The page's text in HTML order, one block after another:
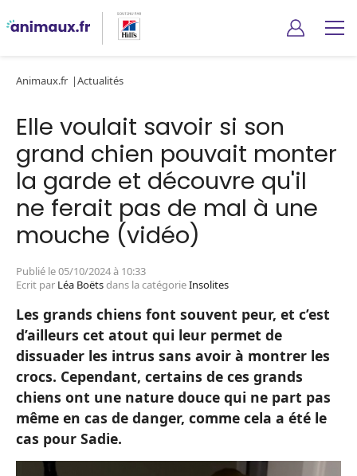
Animaux.fr Actualités
Elle voulait savoir si son
grand chien pouvait monter
la garde et découvre qu'il
ne ferait pas de mal à une
mouche (vidéo)
Publié le 05/10/2024 à 10:33
Ecrit par Léa Boëtsdans la catégorieInsolites
Les grands chiens font souvent peur, et c’est
d’ailleurs cet atout qui leur permet de
dissuader les intrus sans avoir à montrer les
crocs. Cependant, certains de ces grands
chiens ont une nature douce qui ne part pas
même en cas de danger, comme cela a été le
cas pour Sadie.